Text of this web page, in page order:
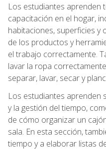
Los estudiantes aprenden
capacitación en el hogar,
habitaciones, superficies y
de los productos y
el trabajo correctamente.
lavar la ropa
separar, lavar, secar y
Los estudiantes aprenden
y la gestión del tiempo,
de cómo organizar un
sala. En esta sección,
tiempo y a elaborar listas